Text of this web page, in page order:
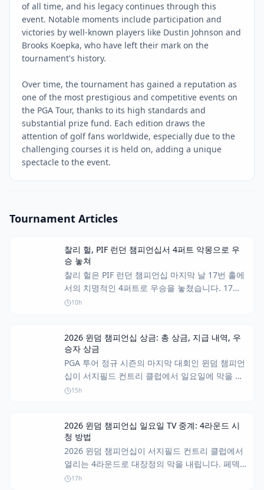
of all time, and his legacy continues through this
event. Notable moments include participation and
victories by well-known players like Dustin Johnson and
Brooks Koepka, who have left their mark on the
tournament's history.
Over time, the tournament has gained a reputation as
one of the most prestigious and competitive events on
the PGA Tour, thanks to its high standards and
substantial prize fund. Each edition draws the
attention of golf fans worldwide, especially due to the
challenging courses it is held on, adding a unique
spectacle to the event.
Tournament Articles
찰리 헐, PIF 런던 챔피언십서 4퍼트 악몽으로 우
승 놓쳐
찰리 헐은 PIF 런던 챔피언십 마지막 날 17번 홀에
서의 치명적인 4퍼트로 우승을 놓쳤습니다. 17세
의 안나 황이 이 실수를 놓치지 않고 우승을 차지
10h
2026 윈덤 챔피언십 상금: 총 상금, 지급 내역, 우
승자 상금
PGA 투어 정규 시즌의 마지막 대회인 윈덤 챔피언
십이 서지필드 컨트리 클럽에서 일요일에 막을 내
리며 페덱스컵 플레이오프의 막을 올립니다. 플레
15h
2026 윈덤 챔피언십 일요일 TV 중계: 4라운드 시
청 방법
2026 윈덤 챔피언십이 서지필드 컨트리 클럽에서
열리는 4라운드로 대장정의 막을 내립니다. 페덱
스컵 플레이오프 진출을 위한 선수들의 마지막 노
17h